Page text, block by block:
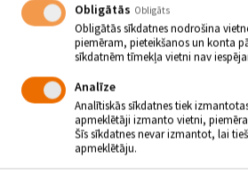
Biļešu cena 3 eiro.
Atpakaļ
SEKO MUMS
Obligātās Obligāts
Obligātās sīkdatnes nodrošina
piemēram, pieteikšanos un konta
sīkdatnēm tīmekļa vietni nav
Analīze
Analītiskās sīkdatnes tiek
apmeklētāji izmanto vietni,
Šīs sīkdatnes nevar izmantot, lai
apmeklētāju.